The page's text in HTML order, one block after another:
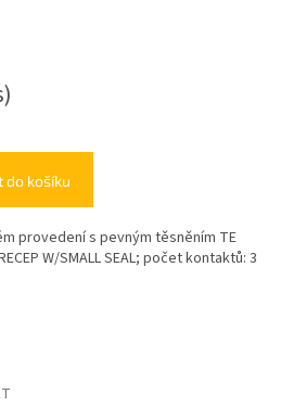
do košíku
provedení s pevným těsněním TE
W/SMALL SEAL; počet kontaktů: 3